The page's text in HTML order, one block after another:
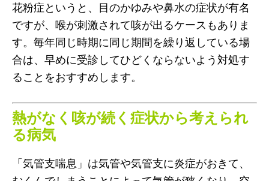
花粉症というと、目のかゆみや鼻水の症状が有名
ですが、喉が刺激されて咳が出るケースもありま
す。毎年同じ時期に同じ期間を繰り返している場
合は、早めに受診してひどくならないよう対処す
ることをおすすめします。
熱がなく咳が続く症状から考えられ
る病気
「気管支喘息」は気管や気管支に炎症がおきて、